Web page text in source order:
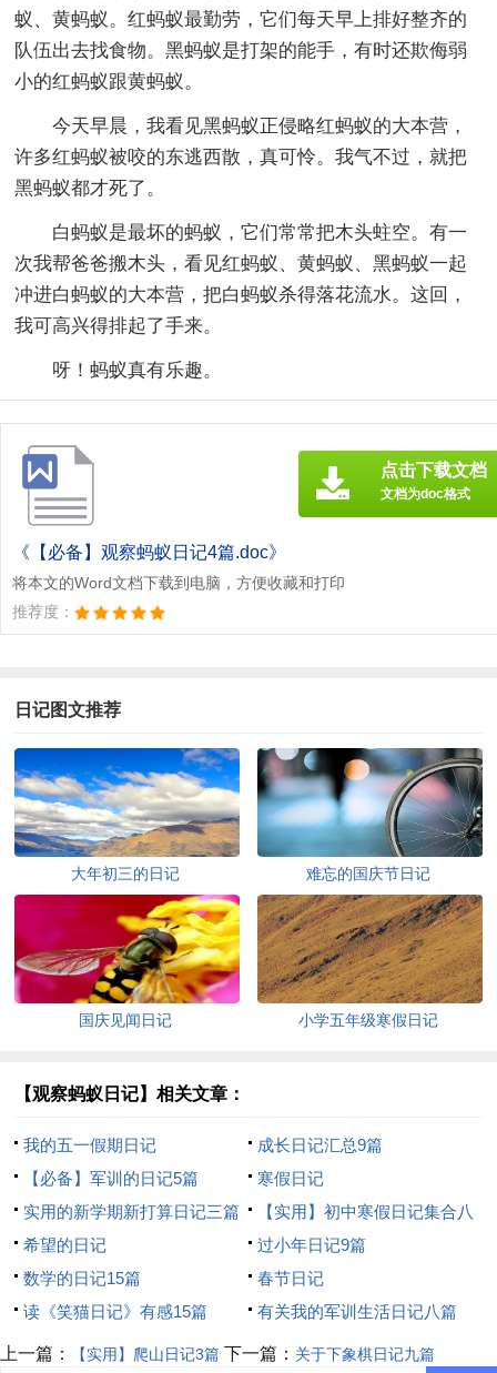
蚁、黄蚂蚁。红蚂蚁最勤劳，它们每天早上排好整齐的
队伍出去找食物。黑蚂蚁是打架的能手，有时还欺侮弱
小的红蚂蚁跟黄蚂蚁。
今天早晨，我看见黑蚂蚁正侵略红蚂蚁的大本营，
许多红蚂蚁被咬的东逃西散，真可怜。我气不过，就把
黑蚂蚁都才死了。
白蚂蚁是最坏的蚂蚁，它们常常把木头蛀空。有一
次我帮爸爸搬木头，看见红蚂蚁、黄蚂蚁、黑蚂蚁一起
冲进白蚂蚁的大本营，把白蚂蚁杀得落花流水。这回，
我可高兴得排起了手来。
呀！蚂蚁真有乐趣。
《【必备】观察蚂蚁日记4篇.doc》
将本文的Word文档下载到电脑，方便收藏和打印
推荐度：
点击下载文档
文档为doc格式
日记图文推荐
大年初三的日记 难忘的国庆节日记
国庆见闻日记 小学五年级寒假日记
【观察蚂蚁日记】相关文章：
我的五一假期日记
成长日记汇总9篇
【必备】军训的日记5篇
寒假日记
实用的新学期新打算日记三篇
【实用】初中寒假日记集合八
篇
希望的日记
过小年日记9篇
数学的日记15篇
春节日记
读《笑猫日记》有感15篇
有关我的军训生活日记八篇
上一篇： 【实用】爬山日记3篇 下一篇： 关于下象棋日记九篇